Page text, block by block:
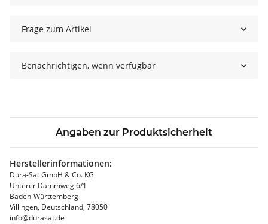
Frage zum Artikel
Benachrichtigen, wenn verfügbar
Angaben zur Produktsicherheit
Herstellerinformationen:
Dura-Sat GmbH & Co. KG
Unterer Dammweg 6/1
Baden-Württemberg
Villingen, Deutschland, 78050
info@durasat.de